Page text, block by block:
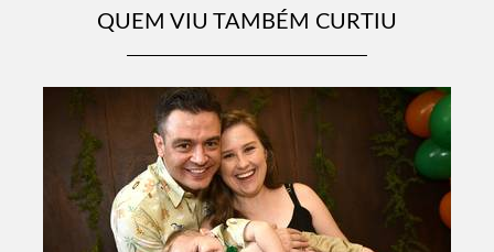
QUEM VIU TAMBÉM CURTIU